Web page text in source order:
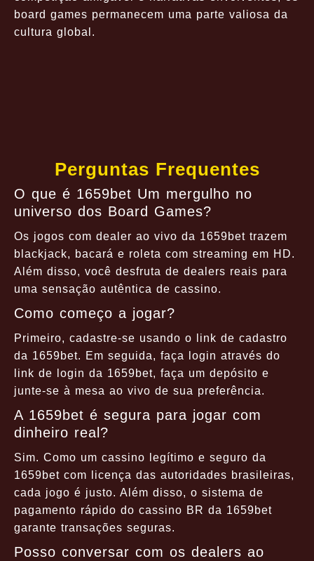
board games permanecem uma parte valiosa da
cultura global.
Perguntas Frequentes
O que é 1659bet Um mergulho no
universo dos Board Games?
Os jogos com dealer ao vivo da 1659bet trazem
blackjack, bacará e roleta com streaming em HD.
Além disso, você desfruta de dealers reais para
uma sensação autêntica de cassino.
Como começo a jogar?
Primeiro, cadastre-se usando o link de cadastro
da 1659bet. Em seguida, faça login através do
link de login da 1659bet, faça um depósito e
junte-se à mesa ao vivo de sua preferência.
A 1659bet é segura para jogar com
dinheiro real?
Sim. Como um cassino legítimo e seguro da
1659bet com licença das autoridades brasileiras,
cada jogo é justo. Além disso, o sistema de
pagamento rápido do cassino BR da 1659bet
garante transações seguras.
Posso conversar com os dealers ao